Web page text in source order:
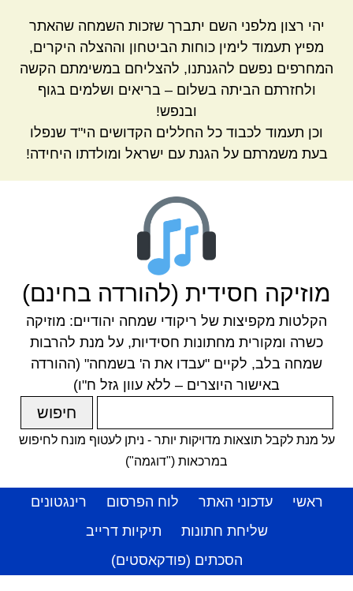
יהי רצון מלפני השם יתברך שזכות השמחה שהאתר
מפיץ תעמוד לימין כוחות הביטחון וההצלה היקרים,
המחרפים נפשם להגנתנו, להצליחם במשימתם הקשה
ולחזרתם הביתה בשלום – בריאים ושלמים בגוף
ובנפש!
וכן תעמוד לכבוד כל החללים הקדושים הי"ד שנפלו
בעת משמרתם על הגנת עם ישראל ומולדתו היחידה!
מוזיקה חסידית (להורדה בחינם)
הקלטות מקפיצות של ריקודי שמחה יהודיים: מוזיקה
כשרה ומקורית מחתונות חסידיות, על מנת להרבות
שמחה בלב, לקיים "עבדו את ה' בשמחה" (ההורדה
באישור היוצרים – ללא עוון גזל ח"ו)
על מנת לקבל תוצאות מדויקות יותר - ניתן לעטוף מונח לחיפוש
במרכאות ("דוגמה")
ראשי עדכוני האתר לוח הפרסום
רינגטונים
שליחת חתונות
תיקיות דרייב
הסכתים (פודקאסטים)